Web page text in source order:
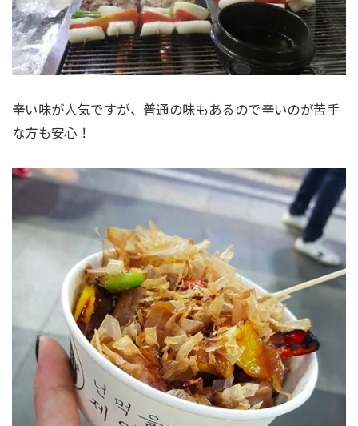
辛い味が人気ですが、普通の味もあるので辛いのが苦手
な方も安心！